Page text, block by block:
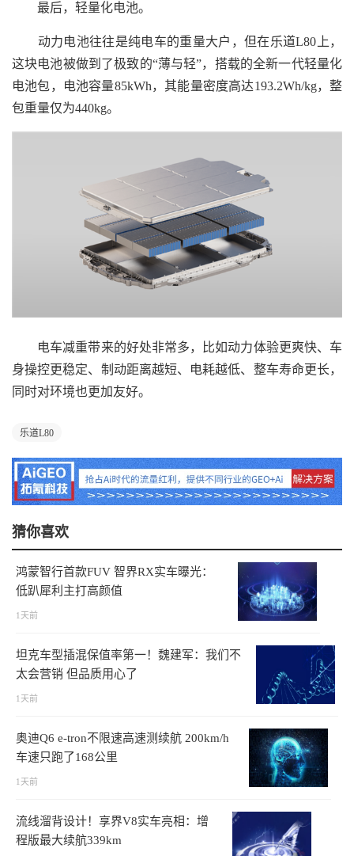
最后，轻量化电池。
动力电池往往是纯电车的重量大户，但在乐道L80上，
这块电池被做到了极致的“薄与轻”，搭载的全新一代轻量化
电池包，电池容量85kWh，其能量密度高达193.2Wh/kg，整
包重量仅为440kg。
电车减重带来的好处非常多，比如动力体验更爽快、车
身操控更稳定、制动距离越短、电耗越低、整车寿命更长，
同时对环境也更加友好。
乐道L80
猜你喜欢
鸿蒙智行首款FUV 智界RX实车曝光：
低趴犀利主打高颜值
1天前
坦克车型插混保值率第一！魏建军：我们不
太会营销 但品质用心了
1天前
奥迪Q6 e-tron不限速高速测续航 200km/h
车速只跑了168公里
1天前
流线溜背设计！享界V8实车亮相：增
程版最大续航339km